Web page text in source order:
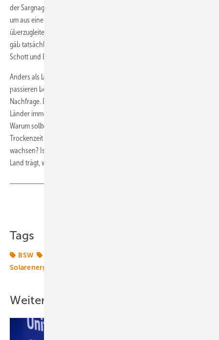
der Sargnagel sein, denn die deutsche Solar-Branche noch brauchte,
um aus einer schwierigen Konsolidierungsphase in eine letale Phase
überzugleiten. Dann hätten die Bedenkenträger recht behalten und es
gäb tatsächlich nur noch zwei oder drei deutsche Firmen (Soarlworld,
Schott und Bosch).
Anders als beim Untergang der deutschen Stahlindustrie würde das
passieren bei gleichzeitig exponentiellem Anstieg der weltweiten
Nachfrage. Deutschland war anders als viele anderen europäischen
Länder immer deswegen stark, weil es eine gesunde Industrie hatte.
Warum sollte man diesen etwas wuchernden Trieb in einer
Trockenzeit so stark beschneiden, dass gar keine Blätter mehr
wachsen? Ist es wirklich ausgemacht, dass die Autoindustrie dieses
Land trägt, wenn das Öl 200 Dollar je Barrel kostet? (jw)
Tags
BSW
Solarenergie
Weitere Inhalte